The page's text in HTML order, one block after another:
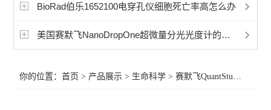
赛默飞311二氧化碳CO2培养箱
BioRad伯乐1652100电穿孔仪细胞死亡率高怎么办
美国赛默飞NanoDropOne超微量分光光度计的产地在哪里？
你的位置：首页 > 产品展示 > 生命科学 >赛默飞QuantStudio5 PCR